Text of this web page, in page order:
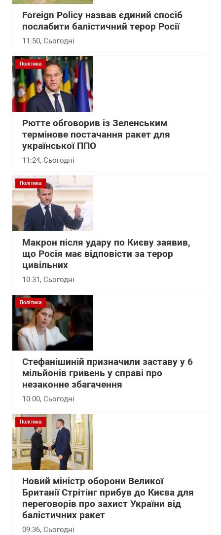
Foreign Policy назвав єдиний спосіб
послабити балістичний терор Росії
11:50, Сьогодні
Політика
Рютте обговорив із Зеленським
термінове постачання ракет для
української ППО
11:24, Сьогодні
Політика
Макрон після удару по Києву заявив,
що Росія має відповісти за терор
цивільних
10:31, Сьогодні
Політика
Стефанішиній призначили заставу у 6
мільйонів гривень у справі про
незаконне збагачення
10:00, Сьогодні
Політика
Новий міністр оборони Великої
Британії Стрітінг прибув до Києва для
переговорів про захист України від
балістичних ракет
09:36, Сьогодні